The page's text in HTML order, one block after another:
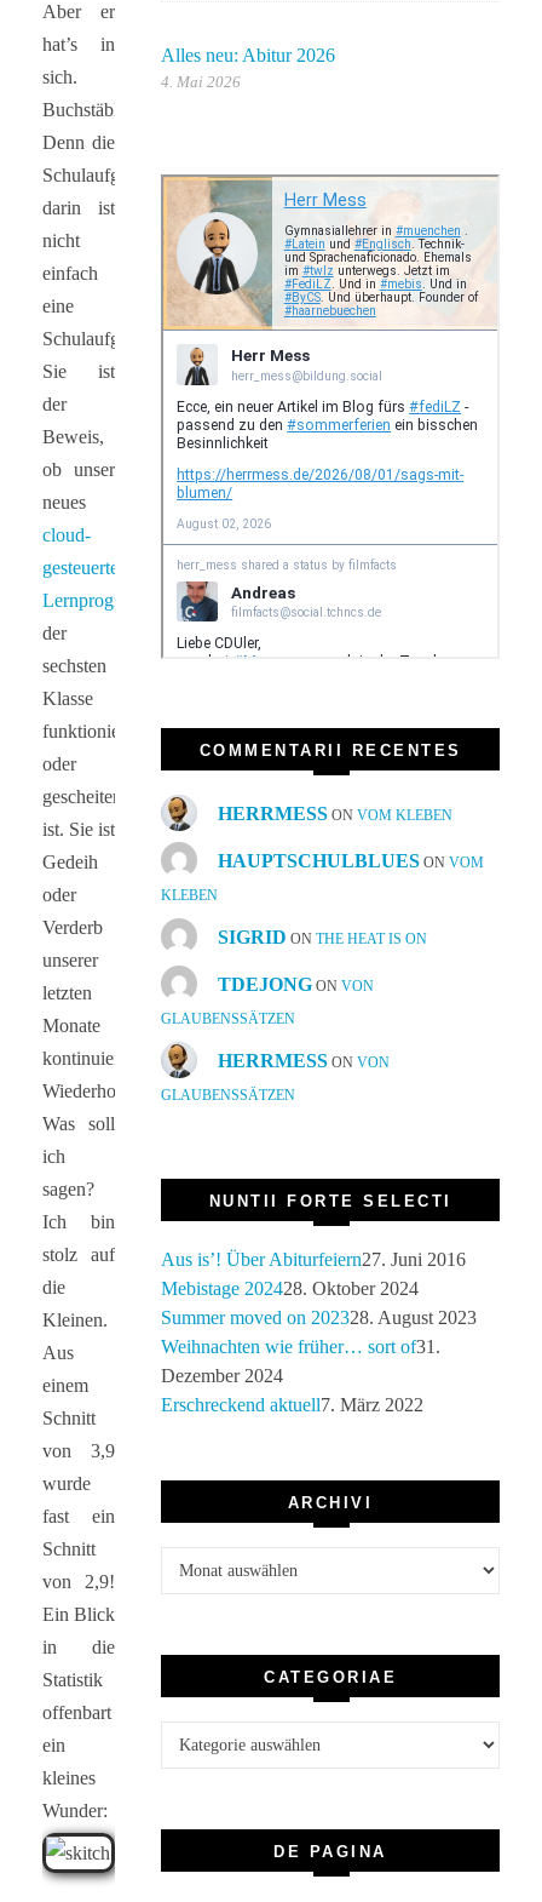
Aber er
hat’s in
sich.
Buchstäblich.
Denn die
Schulaufgabe
darin ist
nicht
einfach
eine
Schulaufgabe.
Sie ist
der
Beweis,
ob unser
neues
cloud-
gesteuertes
Lernprogramm
der
sechsten
Klasse
funktioniert
oder
gescheitert
ist. Sie ist
Gedeih
oder
Verderb
unserer
letzten
Monate
kontinuierlicher
Wiederholungsarbeit.
Was soll
ich
sagen?
Ich bin
stolz auf
die
Kleinen.
Aus
einem
Schnitt
von 3,9
wurde
fast ein
Schnitt
von 2,9!
Ein Blick
in die
Statistik
offenbart
ein
kleines
Wunder:
Alles neu: Abitur 2026
4. Mai 2026
COMMENTARII RECENTES
HERRMESS ON VOM KLEBEN
HAUPTSCHULBLUES ON VOM
KLEBEN
SIGRID ON THE HEAT IS ON
TDEJONG ON VON
GLAUBENSSÄTZEN
HERRMESS ON VON
GLAUBENSSÄTZEN
NUNTII FORTE SELECTI
Aus is’! Über Abiturfeiern27. Juni 2016
Mebistage 202428. Oktober 2024
Summer moved on 202328. August 2023
Weihnachten wie früher… sort of31.
Dezember 2024
Erschreckend aktuell7. März 2022
ARCHIVI
Archivi
CATEGORIAE
Categoriae
DE PAGINA